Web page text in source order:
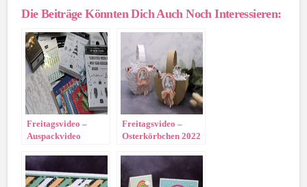
Die Beiträge Könnten Dich Auch Noch Interessieren:
Freitagsvideo –
Auspackvideo
Herbst/Winter“
Freitagsvideo –
Osterkörbchen 2022